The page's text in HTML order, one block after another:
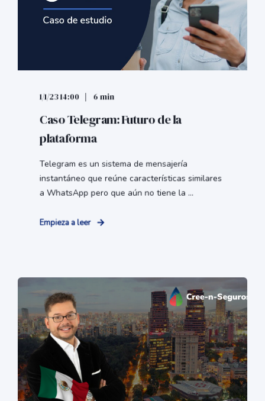
1/1/23 14:00 6 min
Caso Telegram: Futuro de la
plataforma
Telegram es un sistema de mensajería
instantáneo que reúne características similares
a WhatsApp pero que aún no tiene la ...
Empieza a leer